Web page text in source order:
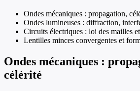
Ondes mécaniques : propagation,
Ondes lumineuses : diffraction,
Circuits électriques : loi des mailles
Lentilles minces convergentes et
Ondes mécaniques :
célérité